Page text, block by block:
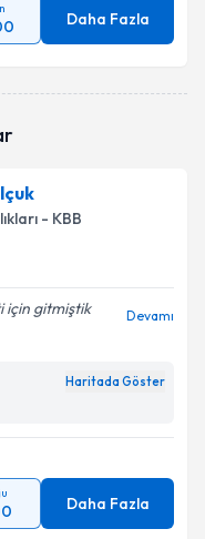
Daha Fazla
- KBB
için gitmiştik
Devamı
Haritada Göster
Daha Fazla